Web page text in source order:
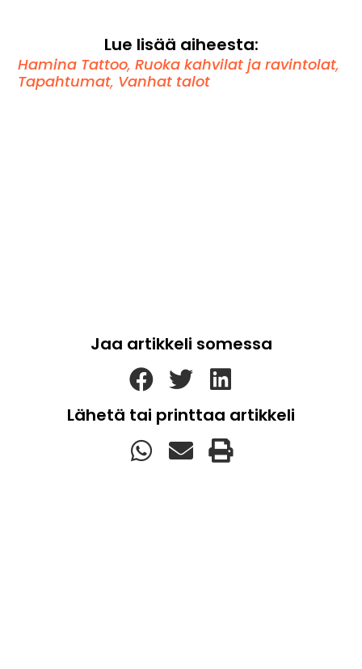
Lue lisää aiheesta:
Hamina Tattoo,Ruoka kahvilat ja ravintolat,
Tapahtumat, Vanhat talot
Jaa artikkeli somessa
Lähetä tai printtaa artikkeli